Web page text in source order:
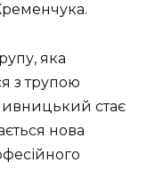
яка
з трупою
стає
нова